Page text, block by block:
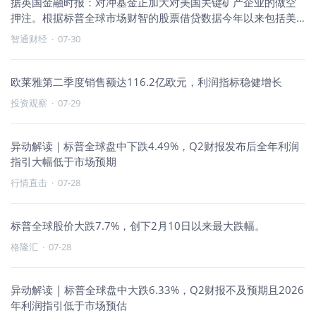
押注。根据标普全球市场财智的股票借贷数据今年以来包括美
国锑业、美国
智通财经 · 07-30
欧莱雅第二季度销售额达116.2亿欧元，利润指标稳健增长
投资观察 · 07-29
异动解读｜标普全球盘中下跌4.49%，Q2财报发布后全年利润
指引大幅低于市场预期
行情直击 · 07-28
标普全球股价大跌7.7%，创下2月10日以来最大跌幅。
格隆汇 · 07-28
异动解读 | 标普全球盘中大跌6.33%，Q2财报不及预期且2026
年利润指引低于市场预估